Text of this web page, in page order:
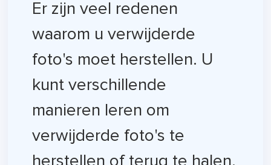
Er zijn veel redenen
waarom u verwijderde
foto's moet herstellen. U
kunt verschillende
manieren leren om
verwijderde foto's te
herstellen of terug te halen.